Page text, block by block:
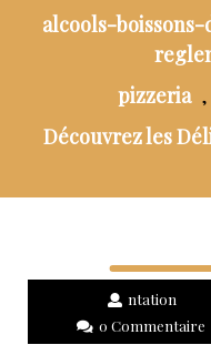
alcools-
pizzeria ,
Découvrez les
ntation
0 Commentaire